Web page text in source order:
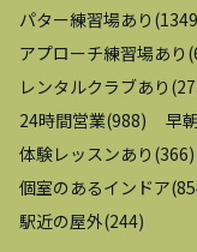
パター練習場あり (1349
アプローチ練習場あり (
レンタルクラブあり (
24時間営業(988) 早
体験レッスンあり (366)
個室のあるインドア(
駅近の屋外(244)